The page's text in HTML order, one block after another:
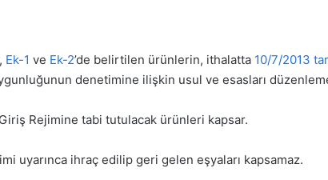
Ek-1 ve Ek-2’de belirtilen ürünlerin, ithalatta 10/7/2013
denetimine ilişkin usul ve esasları
Rejimine tabi tutulacak ürünleri kapsar.
uyarınca ihraç edilip geri gelen eşyaları kapsamaz.